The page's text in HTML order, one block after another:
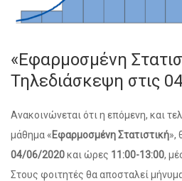
«Εφαρμοσμένη
Τηλεδιάσκεψη στις
Ανακοινώνεται ότι η επόμενη, και
μάθημα «Εφαρμοσμένη Στατιστική»,
04/06/2020και ώρες 11:00-13:00,
Στους φοιτητές θα αποσταλεί